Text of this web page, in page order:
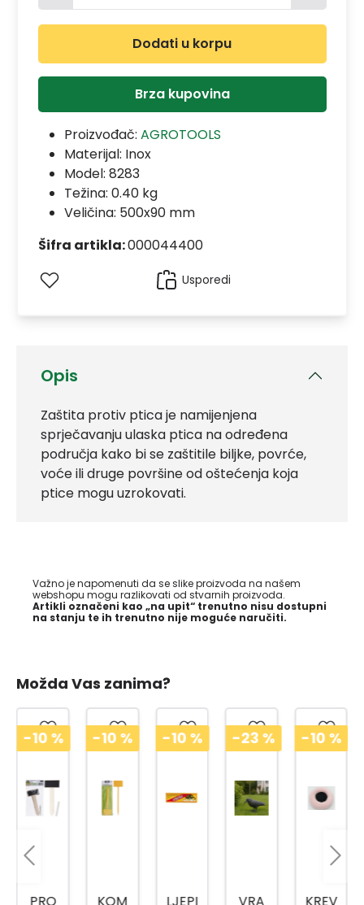
Opis
Zaštita protiv ptica je namijenjena
sprječavanju ulaska ptica na određena
područja kako bi se zaštitile biljke, povrće,
voće ili druge površine od oštećenja koja
ptice mogu uzrokovati.
Važno je napomenuti da se slike proizvoda na našem
webshopu mogu razlikovati od stvarnih proizvoda.
Artikli označeni kao „na upit“ trenutno nisu dostupni
na stanju te ih trenutno nije moguće naručiti.
Dodati u korpu
Brza kupovina
Proizvođač: AGROTOOLS
Materijal: Inox
Model: 8283
Težina: 0.40 kg
Veličina: 500x90 mm
Šifra artikla:000044400
Usporedi
Možda Vas zanima?
-10 %
PRO
-10 %
KOM
-10 %
LJEPI
-23 %
VRA
-10 %
KREV